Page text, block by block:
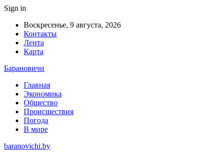
Sign in
Воскресенье, 9 августа, 2026
Контакты
Лента
Карта
Барановичи
Главная
Экономика
Общество
Происшествия
Погода
В мире
baranovichi.by